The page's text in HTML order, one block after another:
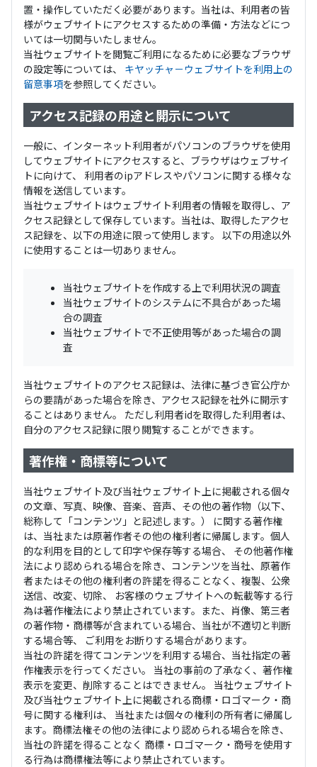
置・操作していただく必要があります。当社は、利用者の皆
様がウェブサイトにアクセスするための準備・方法などにつ
いては一切関与いたしません。
当社ウェブサイトを閲覧ご利用になるために必要なブラウザ
の設定等については、 キヤッチャ－ウェブサイトを利用上の
留意事項を参照してください。
アクセス記録の用途と開示について
一般に、インターネット利用者がパソコンのブラウザを使用
してウェブサイトにアクセスすると、ブラウザはウェブサイ
トに向けて、 利用者のipアドレスやパソコンに関する様々な
情報を送信しています。
当社ウェブサイトはウェブサイト利用者の情報を取得し、ア
クセス記録として保存しています。当社は、取得したアクセ
ス記録を、以下の用途に限って使用します。 以下の用途以外
に使用することは一切ありません。
当社ウェブサイトを作成する上で利用状況の調査
当社ウェブサイトのシステムに不具合があった場
合の調査
当社ウェブサイトで不正使用等があった場合の調
査
当社ウェブサイトのアクセス記録は、法律に基づき官公庁か
らの要請があった場合を除き、アクセス記録を社外に開示す
ることはありません。 ただし利用者idを取得した利用者は、
自分のアクセス記録に限り閲覧することができます。
著作権・商標等について
当社ウェブサイト及び当社ウェブサイト上に掲載される個々
の文章、写真、映像、音楽、音声、その他の著作物（以下、
総称して「コンテンツ」と記述します。） に関する著作権
は、当社または原著作者その他の権利者に帰属します。個人
的な利用を目的として印字や保存等する場合、 その他著作権
法により認められる場合を除き、コンテンツを当社、原著作
者またはその他の権利者の許諾を得ることなく、複製、公衆
送信、改変、切除、 お客様のウェブサイトへの転載等する行
為は著作権法により禁止されています。また、肖像、第三者
の著作物・商標等が含まれている場合、当社が不適切と判断
する場合等、 ご利用をお断りする場合があります。
当社の許諾を得てコンテンツを利用する場合、当社指定の著
作権表示を行ってください。 当社の事前の了承なく、著作権
表示を変更、削除することはできません。 当社ウェブサイト
及び当社ウェブサイト上に掲載される商標・ロゴマーク・商
号に関する権利は、 当社または個々の権利の所有者に帰属し
ます。商標法権その他の法律により認められる場合を除き、
当社の許諾を得ることなく 商標・ロゴマーク・商号を使用す
る行為は商標権法等により禁止されています。